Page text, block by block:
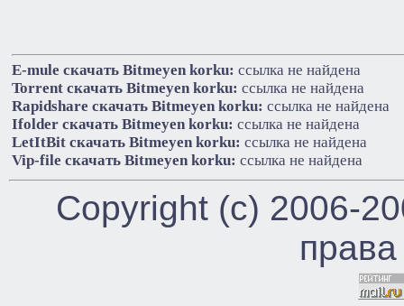
E-mule cкачать Bitmeyen korku: ссылка не найдена
Torrent cкачать Bitmeyen korku: ссылка не найдена
Rapidshare cкачать Bitmeyen korku: ссылка не найдена
Ifolder cкачать Bitmeyen korku: ссылка не найдена
LetItBit cкачать Bitmeyen korku: ссылка не найдена
Vip-file cкачать Bitmeyen korku: ссылка не найдена
Copyright (c) 2006-